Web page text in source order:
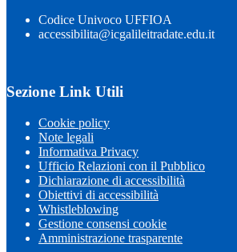
Codice Univoco UFFIOA
accessibilita@icgalileitradate.edu.it
Sezione Link Utili
Cookie policy
Note legali
Informativa Privacy
Ufficio Relazioni con il Pubblico
Dichiarazione di accessibilità
Obiettivi di accessibilità
Whistleblowing
Gestione consensi cookie
Amministrazione trasparente